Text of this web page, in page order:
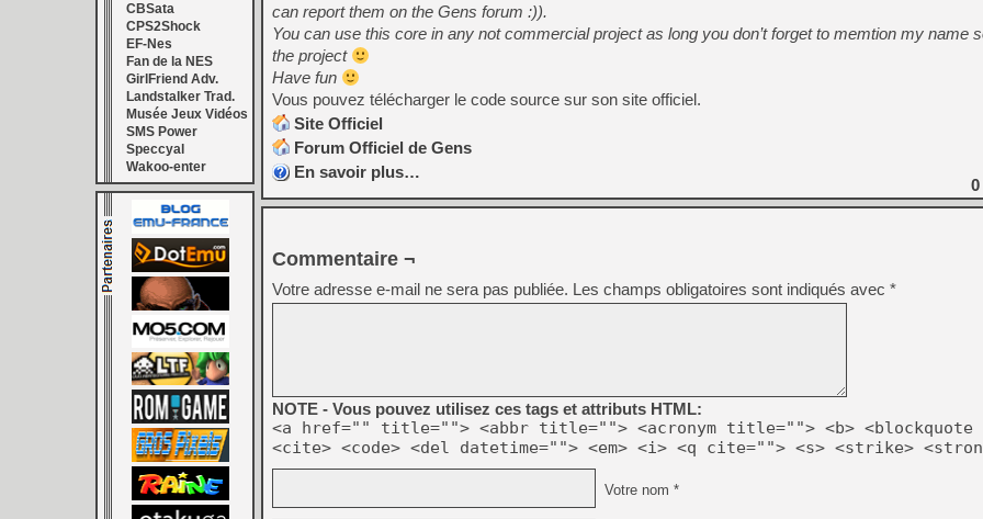
[GK] Oubliez Crazy Taxi,
[LS] [Switch] NSZ 5.0.0
[GK] No More Room in
[GK] Un chatbot Atelier
[GK] Mémoire cash -
[GK] Nvidia : le prix des
[GK] Suikoden Star Leap
[Mo5] La mini borne
[GK] Le studio de FIFA
[GK] La PlayStation 1 en
[GK] Dawn of War 4 : les
[GK] CloverPit : l'héritier
[GK] Stellar Blade : Blood
[GK] Palworld Online est
[GK] Wuchang 2 : le
[GK] Test : Big Walk est
[GK] Starsand Island : la
[GK] Dan Houser (GTA)
CBSata
CPS2Shock
EF-Nes
Fan de la NES
GirlFriend Adv.
Landstalker Trad.
Musée Jeux Vidéos
SMS Power
Speccyal
Wakoo-enter
can report them on the Gens forum :)).
You can use this core in any not commercial project as long you don’t forget to memtion my name
the project
Have fun
Vous pouvez télécharger le code source sur son site officiel.
Site Officiel
Forum Officiel de Gens
En savoir plus…
0
Commentaire ¬
Votre adresse e-mail ne sera pas publiée. Les champs obligatoires sont indiqués avec *
NOTE - Vous pouvez utilisez ces tags et attributs HTML:
<a href="" title=""> <abbr title=""> <acronym title=""> <b> <blockquote
<cite> <code> <del datetime=""> <em> <i> <q cite=""> <s> <strike>
Votre nom *